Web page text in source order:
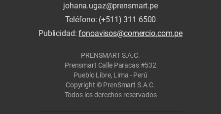
johana.ugaz@prensmart.pe
Teléfono: (+511) 311 6500
Publicidad:fonoavisos@comercio.com.pe
PRENSMART S.A.C.
Prensmart Calle Paracas #532
Pueblo Libre, Lima - Perú
Copyright © PrenSmart S.A.C.
Todos los derechos reservados